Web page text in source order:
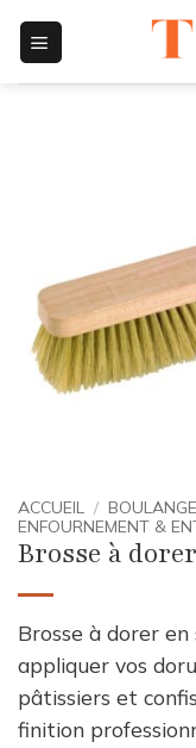
contenu
ACCUEIL /
ENFOURNEMENT &
Brosse à dorer
Brosse à dorer
appliquer vos
pâtissiers et
finition